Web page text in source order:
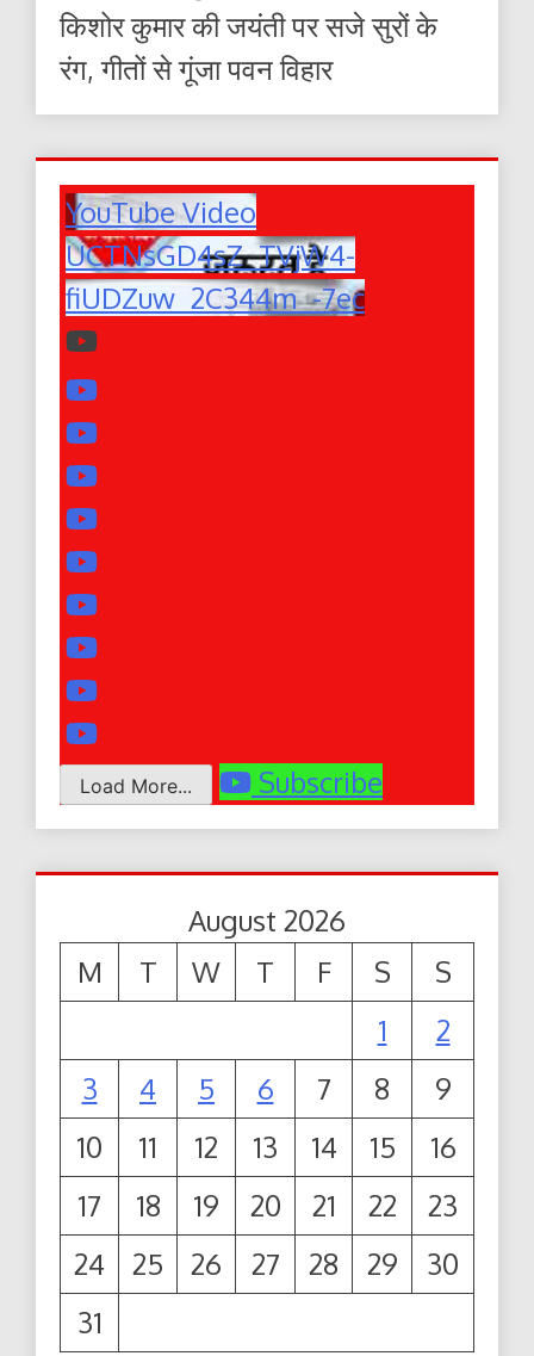
किशोर कुमार की जयंती पर सजे सुरों के
रंग, गीतों से गूंजा पवन विहार
YouTube Video
UCTNsGD4sZ_TVjW4-
fiUDZuw_2C344m_-7ec
Load More... Subscribe
August 2026
M
T W T F S
S
1
2
3
4 5 6 7 8
9
10
11 12 13 14 15
16
17
18 19 20 21 22
23
24
25 26 27 28 29
30
31